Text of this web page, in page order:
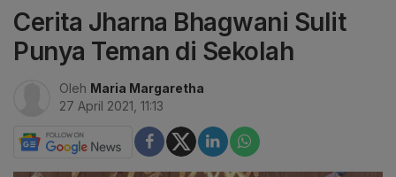
Cerita Jharna Bhagwani Sulit
Punya Teman di Sekolah
Oleh Maria Margaretha
27 April 2021, 11:13